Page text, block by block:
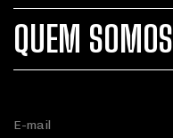
QUEM SOMOS